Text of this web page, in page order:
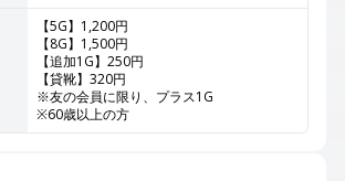
【5G】1,200円
【8G】1,500円
【追加1G】250円
【貸靴】320円
※友の会員に限り、プラス1G
※60歳以上の方